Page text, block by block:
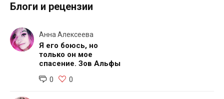
Блоги и рецензии
Анна Алексеева
Я его боюсь, но
только он мое
спасение. Зов Альфы
0
0